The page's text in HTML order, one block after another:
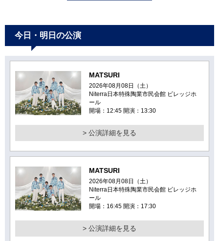
今日・明日の公演
MATSURI
2026年08月08日（土）
Niterra日本特殊陶業市民会館 ビレッジホ
ール
開場：12:45 開演：13:30
> 公演詳細を見る
MATSURI
2026年08月08日（土）
Niterra日本特殊陶業市民会館 ビレッジホ
ール
開場：16:45 開演：17:30
> 公演詳細を見る